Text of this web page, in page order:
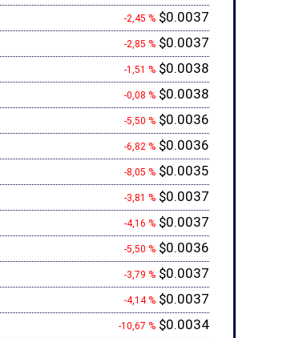
-2,45 % $0.0037
-2,85 % $0.0037
-1,51 % $0.0038
-0,08 % $0.0038
-5,50 % $0.0036
-6,82 % $0.0036
-8,05 % $0.0035
-3,81 % $0.0037
-4,16 % $0.0037
-5,50 % $0.0036
-3,79 % $0.0037
-4,14 % $0.0037
-10,67 % $0.0034